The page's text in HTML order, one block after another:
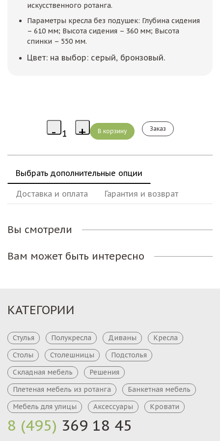
искусственного ротанга.
Параметры кресла без подушек: Глубина сидения
– 610 мм; Высота сидения – 360 мм; Высота
спинки – 550 мм.
Цвет: на выбор: серый, бронзовый.
Заказ
Выбрать дополнительные опции
Доставка и оплата Гарантия и возврат
Вы смотрели
Вам может быть интересно
8 (495) 369 18 45
КАТЕГОРИИ
Стулья Полукресла Диваны
Кресла
Столы
Столешницы
Подстолья
Складная мебель
Решения
Плетеная мебель из ротанга
Банкетная мебель
Мебель для улицы
Аксессуары Кровати